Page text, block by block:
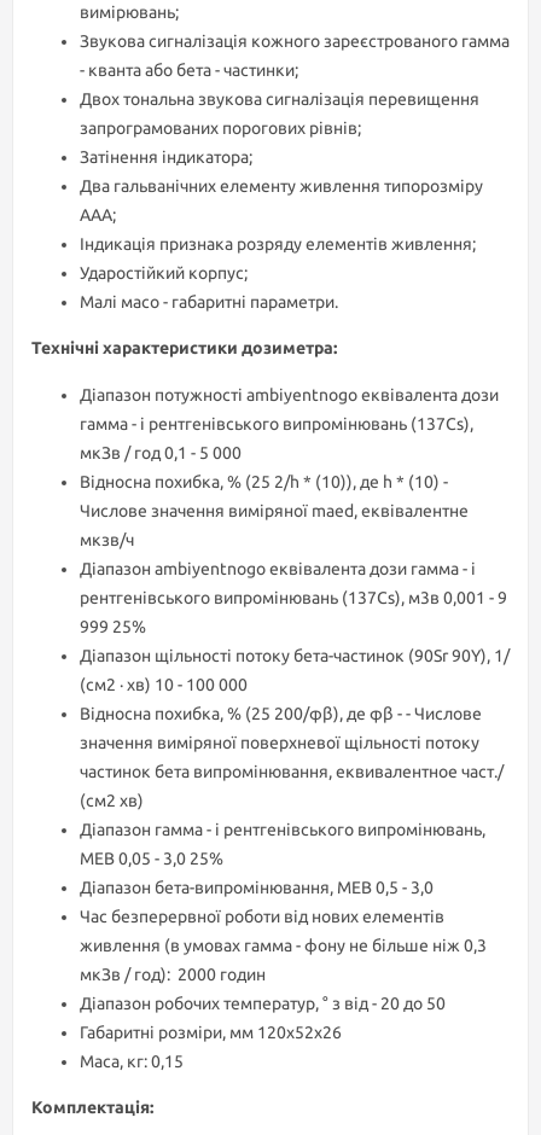
вимірювань;
Звукова сигналізація кожного зареєстрованого гамма
- кванта або бета - частинки;
Двох тональна звукова сигналізація перевищення
запрограмованих порогових рівнів;
Затінення індикатора;
Два гальванічних елементу живлення типорозміру
ААА;
Індикація признака розряду елементів живлення;
Ударостійкий корпус;
Малі масо - габаритні параметри.
Технічні характеристики дозиметра:
Діапазон потужності ambiyentnogo еквівалента дози
гамма - і рентгенівського випромінювань (137Cs),
мкЗв / год 0,1 - 5 000
Відносна похибка, % (25 2/h * (10)), де h * (10) -
Числове значення виміряної maed, еквівалентне
мкзв/ч
Діапазон ambiyentnogo еквівалента дози гамма - і
рентгенівського випромінювань (137Cs), м3в 0,001 - 9
999 25%
Діапазон щільності потоку бета-частинок (90Sr 90Y), 1/
(см2 · хв) 10 - 100 000
Відносна похибка, % (25 200/φβ), де φβ - - Числове
значення виміряної поверхневої щільності потоку
частинок бета випромінювання, еквивалентное част./
(см2 хв)
Діапазон гамма - і рентгенівського випромінювань,
МЕВ 0,05 - 3,0 25%
Діапазон бета-випромінювання, МЕВ 0,5 - 3,0
Час безперервної роботи від нових елементів
живлення (в умовах гамма - фону не більше ніж 0,3
мкЗв / год): 2000 годин
Діапазон робочих температур, ° з від - 20 до 50
Габаритні розміри, мм 120х52х26
Маса, кг: 0,15
Комплектація: